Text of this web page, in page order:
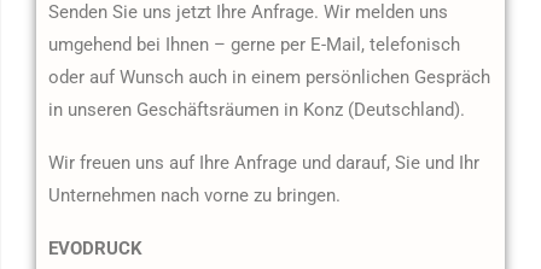
Senden Sie uns jetzt Ihre Anfrage. Wir melden uns
umgehend bei Ihnen – gerne per E-Mail, telefonisch
oder auf Wunsch auch in einem persönlichen Gespräch
in unseren Geschäftsräumen in Konz (Deutschland).
Wir freuen uns auf Ihre Anfrage und darauf, Sie und Ihr
Unternehmen nach vorne zu bringen.
EVODRUCK